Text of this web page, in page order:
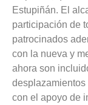
Estupiñán. El
participación de
patrocinados
con la nueva y
ahora son
desplazamientos
con el apoyo de